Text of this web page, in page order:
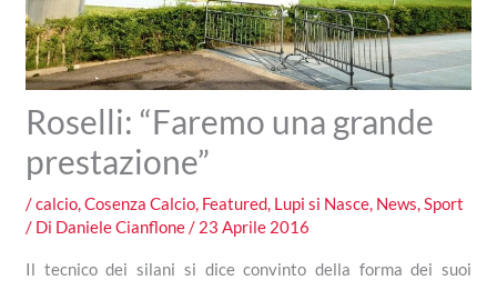
Roselli: “Faremo una grande
prestazione”
/calcio,Cosenza Calcio, Featured, Lupi si Nasce, News,Sport
/ Di Daniele Cianflone/ 23 Aprile 2016
Il tecnico dei silani si dice convinto della forma dei suoi